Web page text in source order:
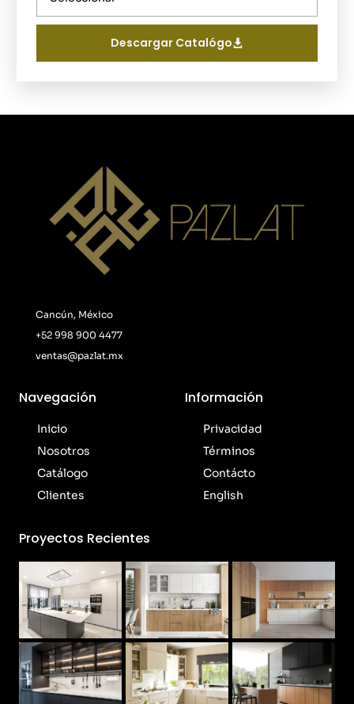
Descargar Catalógo
Cancún, México
+52 998 900 4477
ventas@pazlat.mx
Navegación
Inicio
Nosotros
Catálogo
Clientes
Información
Privacidad
Términos
Contácto
English
Proyectos Recientes